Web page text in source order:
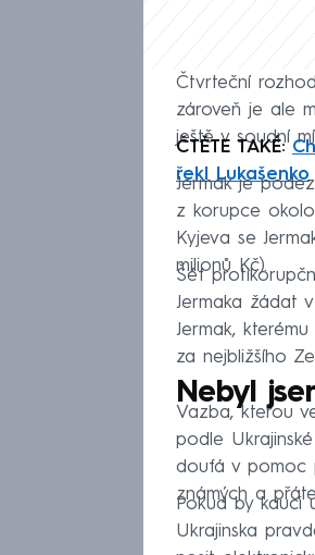
Čtvrteční
zároveň je ale
ještě v soudní
ČTĚTE TAKÉ:
řekl Lukašenko
Jermak je
z korupce okolo
Kyjeva se
milionů Kč).
Šéf
Jermaka žádat
Jermak,
za nejbližšího
Nebyl
Vazba, kterou
podle
doufá v pomoc
známých a
Pokud by kauci
Ukrajinska